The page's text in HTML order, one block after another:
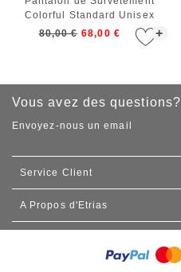
+
Colorful Standard Unisex
Organic Sweatpants Heather
80,00 € 68,00 €
Vous avez des questions?
Envoyez-nous un email
Service Client
Contact
A Propos d'Etrias